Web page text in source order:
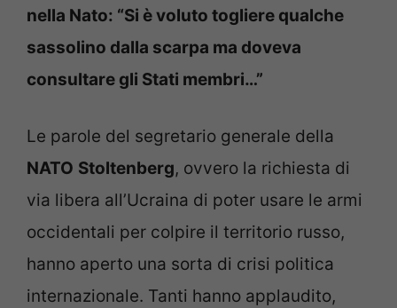
nella Nato: “Si è voluto togliere qualche
sassolino dalla scarpa ma doveva
consultare gli Stati membri…”
Le parole del segretario generale della
NATO Stoltenberg, ovvero la richiesta di
via libera all’Ucraina di poter usare le armi
occidentali per colpire il territorio russo,
hanno aperto una sorta di crisi politica
internazionale. Tanti hanno applaudito,